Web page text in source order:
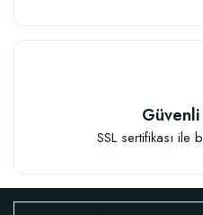
SSL sertifikası ile